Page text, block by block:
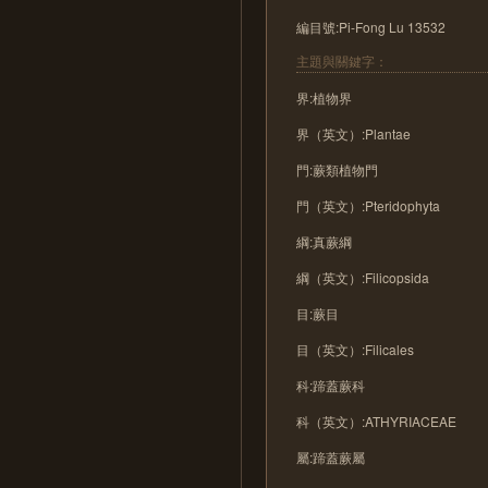
編目號:Pi-Fong Lu 13532
主題與關鍵字：
界:植物界
界（英文）:Plantae
門:蕨類植物門
門（英文）:Pteridophyta
綱:真蕨綱
綱（英文）:Filicopsida
目:蕨目
目（英文）:Filicales
科:蹄蓋蕨科
科（英文）:ATHYRIACEAE
屬:蹄蓋蕨屬